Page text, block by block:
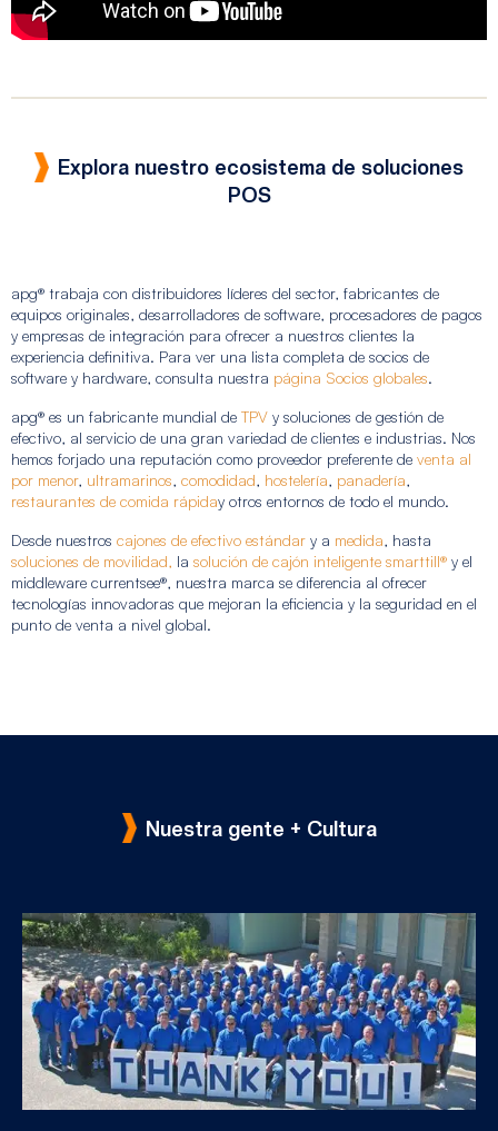
Explora nuestro ecosistema de soluciones
POS
apg® trabaja con distribuidores líderes del sector, fabricantes de
equipos originales, desarrolladores de software, procesadores de pagos
y empresas de integración para ofrecer a nuestros clientes la
experiencia definitiva. Para ver una lista completa de socios de
software y hardware, consulta nuestra página Socios globales.
apg® es un fabricante mundial de TPV y soluciones de gestión de
efectivo, al servicio de una gran variedad de clientes e industrias. Nos
hemos forjado una reputación como proveedor preferente de venta al
por menor, ultramarinos, comodidad, hostelería, panadería,
restaurantes de comida rápiday otros entornos de todo el mundo.
Desde nuestros cajones de efectivo estándar y a medida, hasta
soluciones de movilidad, la solución de cajón inteligente smarttill® y el
middleware currentsee®, nuestra marca se diferencia al ofrecer
tecnologías innovadoras que mejoran la eficiencia y la seguridad en el
punto de venta a nivel global.
Nuestra gente + Cultura